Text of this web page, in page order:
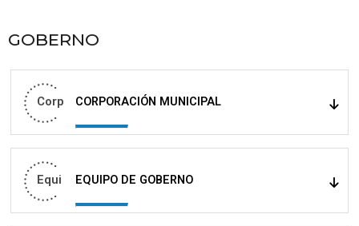
GOBERNO
Corp CORPORACIÓN MUNICIPAL
Equi EQUIPO DE GOBERNO